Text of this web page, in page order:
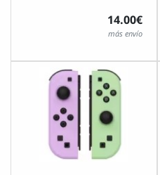
14.00€
más envío